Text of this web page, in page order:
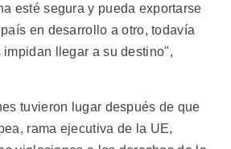
esté segura y pueda exportarse
en desarrollo a otro, todavía
llegar a su destino",
tuvieron lugar después de que
rama ejecutiva de la UE,